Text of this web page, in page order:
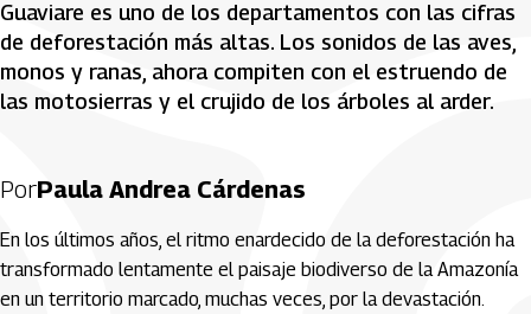
Guaviare es uno de los departamentos con las cifras
de deforestación más altas. Los sonidos de las aves,
monos y ranas, ahora compiten con el estruendo de
las motosierras y el crujido de los árboles al arder.
PorPaula Andrea Cárdenas
En los últimos años, el ritmo enardecido de la deforestación ha
transformado lentamente el paisaje biodiverso de la Amazonía
en un territorio marcado, muchas veces, por la devastación.